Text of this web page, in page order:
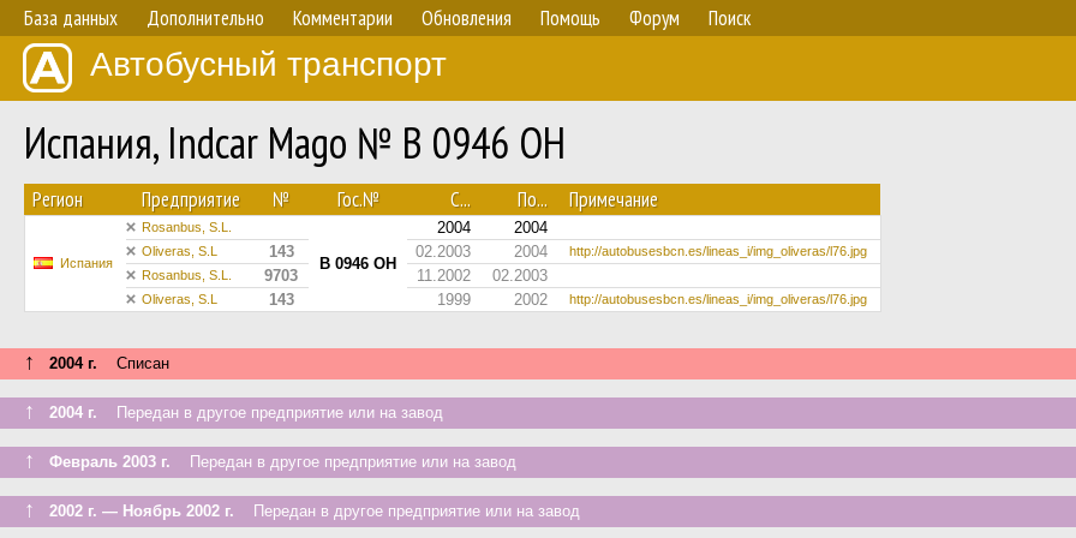
База данных Дополнительно Комментарии Обновления Помощь Форум Поиск
Автобусный транспорт
Испания, Indcar Mago № B 0946 OH
Регион Предприятие № Гос.№ С... По... Примечание
Испания
Rosanbus, S.L.
B 0946 OH
2004 2004
Oliveras, S.L 143 02.2003 2004
http://autobusesbcn.es/lineas_i/img_oliveras/l76.jpg
Rosanbus, S.L.
9703 11.2002 02.2003
Oliveras, S.L 143 1999 2002 http://autobusesbcn.es/lineas_i/img_oliveras/l76.jpg
↑ 2004 г. Списан
↑ 2004 г. Передан в другое предприятие или на завод
↑ Февраль 2003 г. Передан в другое предприятие или на завод
↑ 2002 г. — Ноябрь 2002 г. Передан в другое предприятие или на завод